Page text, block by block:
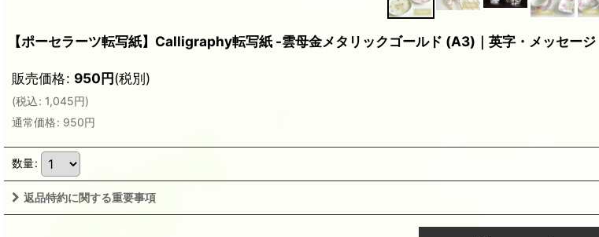
【ポーセラーツ転写紙】Calligraphy転写紙 -雲母金メタリックゴールド (A3)｜英字・メッセージ
販売価格: 950円(税別)
(税込: 1,045円)
通常価格: 950円
数量:
返品特約に関する重要事項